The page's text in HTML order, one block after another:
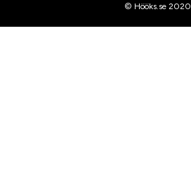
© Hööks.se 2020